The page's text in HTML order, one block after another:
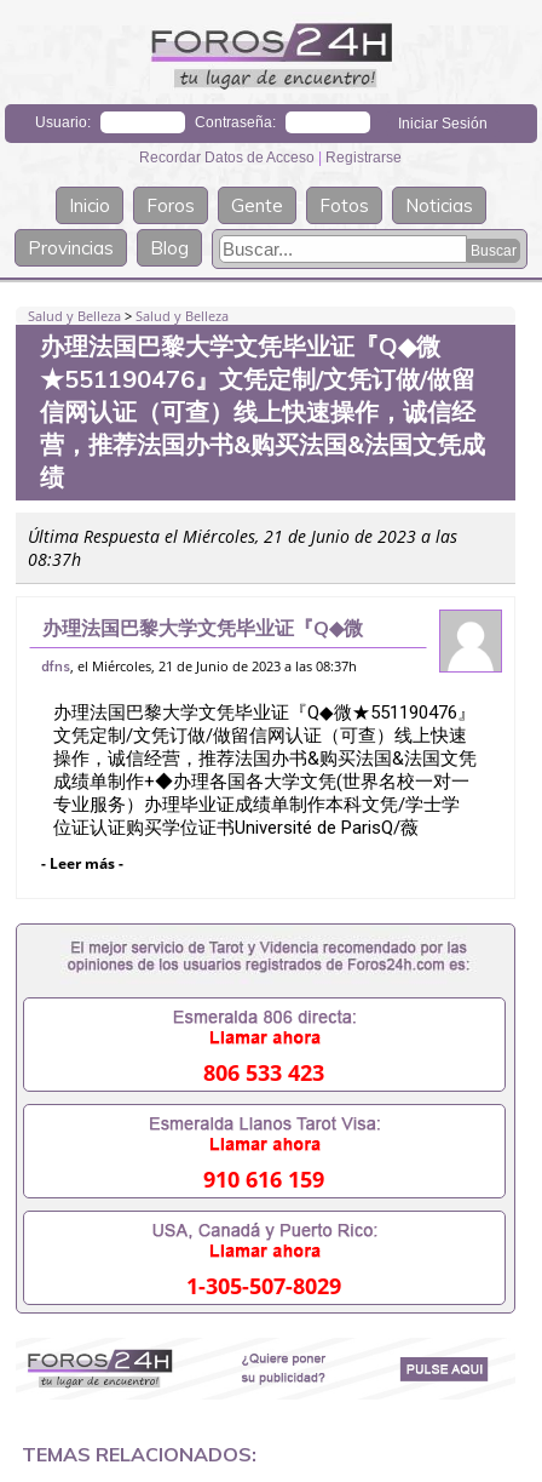
Usuario: Contraseña:
Recordar Datos de Acceso | Registrarse
Inicio Foros Gente Fotos
Noticias
Provincias
Blog
Salud y Belleza >Salud y Belleza
办理法国巴黎大学文凭毕业证『Q◆微
★551190476』文凭定制/文凭订做/做留
信网认证（可查）线上快速操作，诚信经
营，推荐法国办书&购买法国&法国文凭成
绩
Última Respuesta el Miércoles, 21 de Junio de 2023 a las
08:37h
办理法国巴黎大学文凭毕业证『Q◆微
★551190476』文凭定制/文凭订做/做留
营，推荐法国办书&购买法国&法国文凭成
绩
dfns , el Miércoles, 21 de Junio de 2023 a las 08:37h
办理法国巴黎大学文凭毕业证『Q◆微★551190476』
文凭定制/文凭订做/做留信网认证（可查）线上快速
操作，诚信经营，推荐法国办书&购买法国&法国文凭
成绩单制作+◆办理各国各大学文凭(世界名校一对一
专业服务）办理毕业证成绩单制作本科文凭/学士学
位证认证购买学位证书Université de ParisQ/薇
理教育部认证办理大使馆认证办理留学归国证明办理
理录取通知书办理学位证书办理美国文凭办理澳洲文
凭办理英国文凭办理加拿大文凭办理德国文凭 一、快
速办理材料： 1、毕业证+成绩单+留学回国人员证明
备证明材料，给父母及亲朋好友一份完美交代）；
2、雅思、托福，OFFER，在读证明，学生卡等留学
用到）。 注：上述材料，随时都可以安排办理，毕业
证成绩单，学校，专业，学位，毕业时间都可以根据
客户要求安排。 国内找工作假的毕业证可以用吗
551190476假的毕业证成绩单可以办学历认证吗
551190476要定居国外需要办理什么材料551190476
入职事业单位/国企假的毕业证会查吗551190476入职
国企/事业单位需要些什么材料551190476办理假毕业
证在国内能用吗, 挂科拿不到毕业证怎么办, 毕业证丢
了怎么办, 没有正常毕业怎么办理毕业证,没毕业可以
办学历认证吗,您是否因为中途辍学、挂科而没有正常
毕业551190476您是否因为递交材料不齐而被拒之门
教育部认证在校挂科了不想读了,成绩不理想毕不了业
怎么办551190476找工作没有文凭怎么办,怎么办理本
国外文凭551190476国外本科毕业证怎么办理
- Leer más -
806 533 423
910 616 159
1-305-507-8029
TEMAS RELACIONADOS: